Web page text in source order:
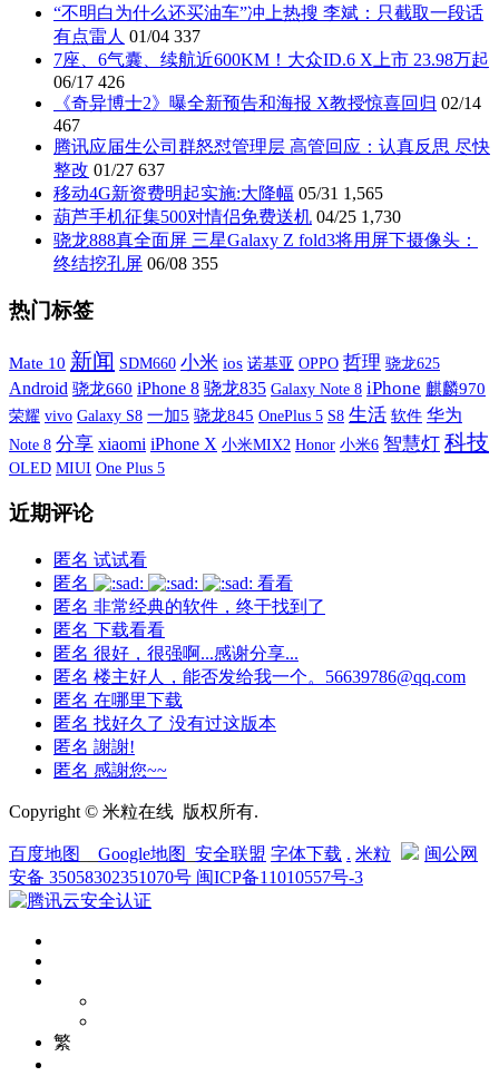
“不明白为什么还买油车”冲上热搜 李斌：只截取一段话
有点雷人 01/04 337
7座、6气囊、续航近600KM！大众ID.6 X上市 23.98万起
06/17 426
《奇异博士2》曝全新预告和海报 X教授惊喜回归 02/14
467
腾讯应届生公司群怒怼管理层 高管回应：认真反思 尽快
整改 01/27 637
移动4G新资费明起实施:大降幅 05/31 1,565
葫芦手机征集500对情侣免费送机 04/25 1,730
骁龙888真全面屏 三星Galaxy Z fold3将用屏下摄像头：
终结挖孔屏 06/08 355
热门标签
Mate 10 新闻 SDM660 小米 ios 诺基亚 OPPO 哲理 骁龙625
Android 骁龙660 iPhone 8 骁龙835 Galaxy Note 8 iPhone 麒麟970
荣耀 vivo Galaxy S8 一加5 骁龙845 OnePlus 5 S8 生活 软件 华为
Note 8 分享 xiaomi iPhone X 小米MIX2 Honor 小米6 智慧灯 科技
OLED MIUI One Plus 5
近期评论
匿名 试试看
匿名
看看
匿名 非常经典的软件，终于找到了
匿名 下载看看
匿名 很好，很强啊...感谢分享...
匿名 楼主好人，能否发给我一个。56639786@qq.com
匿名 在哪里下载
匿名 找好久了 没有过这版本
匿名 謝謝!
匿名 感謝您~~
Copyright © 米粒在线 版权所有.
百度地图 Google地图 安全联盟 字体下载 . 米粒
闽公网
安备 35058302351070号 闽ICP备11010557号-3
繁